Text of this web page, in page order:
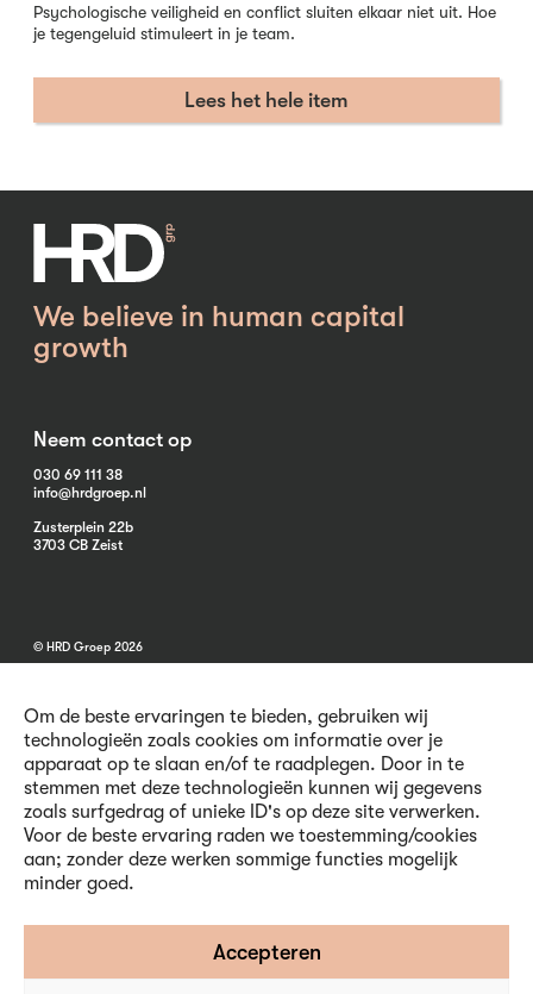
Om de beste ervaringen te bieden, gebruiken wij
technologieën zoals cookies om informatie over je
apparaat op te slaan en/of te raadplegen. Door in te
stemmen met deze technologieën kunnen wij gegevens
zoals surfgedrag of unieke ID's op deze site verwerken.
Voor de beste ervaring raden we toestemming/cookies
aan; zonder deze werken sommige functies mogelijk
minder goed.
Accepteren
Psychologische veiligheid en conflict sluiten elkaar niet uit. Hoe
je tegengeluid stimuleert in je team.
Lees het hele item
We believe in human capital
growth
Neem contact op
030 69 111 38
info@hrdgroep.nl
Zusterplein 22b
3703 CB Zeist
© HRD Groep 2026
Algemene informatie
Contact
Voorwaarden
Privacy en Cookies
Volg ons